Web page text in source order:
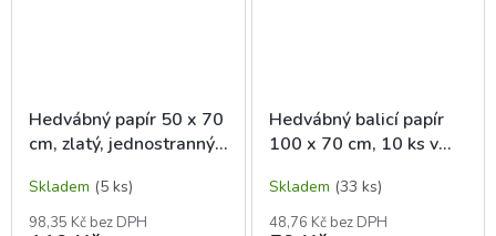
Hedvábný papír 50 x 70
cm, zlatý, jednostranný,
Skladem (5 ks)
98,35 Kč bez DPH
Hedvábný balicí papír
100 x 70 cm, 10 ks v
Skladem (33 ks)
48,76 Kč bez DPH